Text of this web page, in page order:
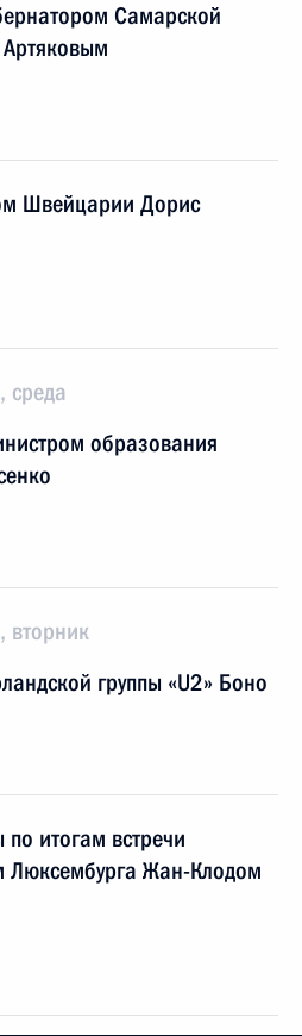
Самарской
Швейцарии Дорис
среда
образования
вторник
группы «U2» Боно
итогам встречи
Люксембурга Жан-Клодом